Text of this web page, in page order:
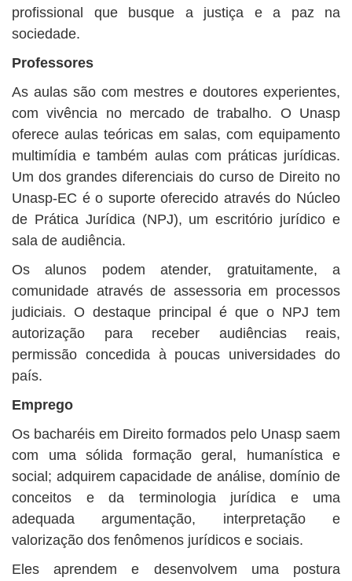
profissional que busque a justiça e a paz na
sociedade.
Professores
As aulas são com mestres e doutores experientes,
com vivência no mercado de trabalho. O Unasp
oferece aulas teóricas em salas, com equipamento
multimídia e também aulas com práticas jurídicas.
Um dos grandes diferenciais do curso de Direito no
Unasp-EC é o suporte oferecido através do Núcleo
de Prática Jurídica (NPJ), um escritório jurídico e
sala de audiência.
Os alunos podem atender, gratuitamente, a
comunidade através de assessoria em processos
judiciais. O destaque principal é que o NPJ tem
autorização para receber audiências reais,
permissão concedida à poucas universidades do
país.
Emprego
Os bacharéis em Direito formados pelo Unasp saem
com uma sólida formação geral, humanística e
social; adquirem capacidade de análise, domínio de
conceitos e da terminologia jurídica e uma
adequada argumentação, interpretação e
valorização dos fenômenos jurídicos e sociais.
Eles aprendem e desenvolvem uma postura